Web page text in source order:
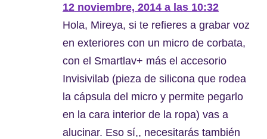
12 noviembre, 2014 a las 10:32
Hola, Mireya, si te refieres a grabar voz
en exteriores con un micro de corbata,
con el Smartlav+ más el accesorio
Invisivilab (pieza de silicona que rodea
la cápsula del micro y permite pegarlo
en la cara interior de la ropa) vas a
alucinar. Eso sí,, necesitarás también